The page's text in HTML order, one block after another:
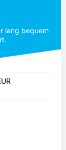
sowie
Hotels
Auf der
mit TV
lang bequem